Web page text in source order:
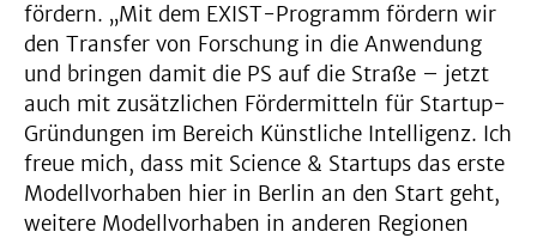
fördern. „Mit dem EXIST-Programm fördern wir
den Transfer von Forschung in die Anwendung
und bringen damit die PS auf die Straße – jetzt
auch mit zusätzlichen Fördermitteln für Startup-
Gründungen im Bereich Künstliche Intelligenz. Ich
freue mich, dass mit Science & Startups das erste
Modellvorhaben hier in Berlin an den Start geht,
weitere Modellvorhaben in anderen Regionen